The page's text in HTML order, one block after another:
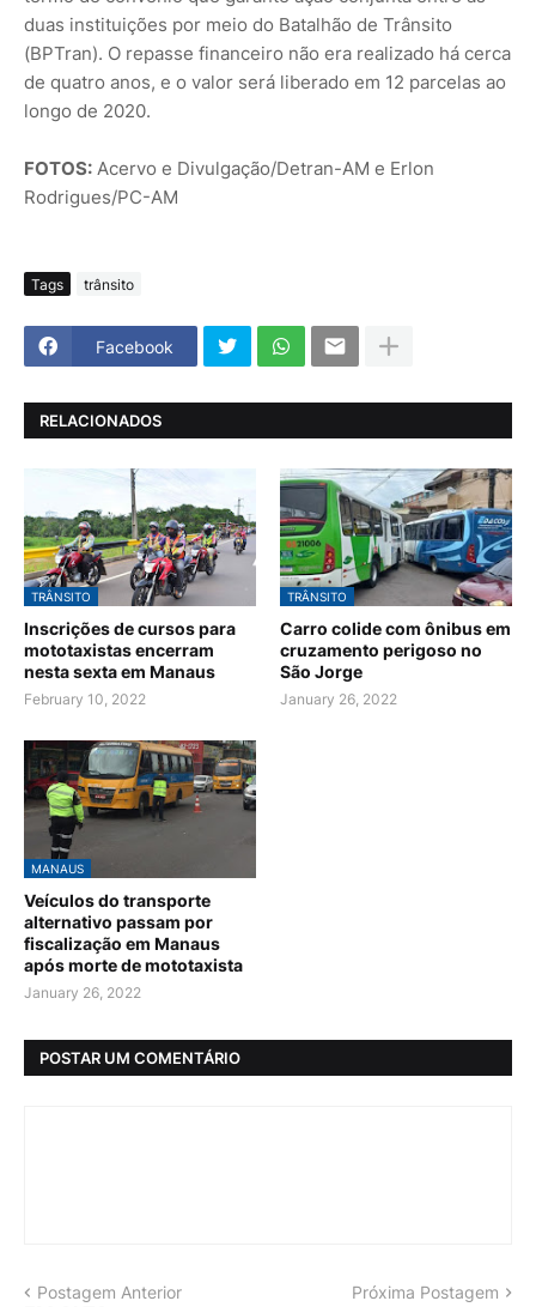
duas instituições por meio do Batalhão de Trânsito
(BPTran). O repasse financeiro não era realizado há cerca
de quatro anos, e o valor será liberado em 12 parcelas ao
longo de 2020.
FOTOS: Acervo e Divulgação/Detran-AM e Erlon
Rodrigues/PC-AM
Tags trânsito
Facebook
RELACIONADOS
TRÂNSITO
Inscrições de cursos para
mototaxistas encerram
nesta sexta em Manaus
February 10, 2022
TRÂNSITO
Carro colide com ônibus em
cruzamento perigoso no
São Jorge
January 26, 2022
MANAUS
Veículos do transporte
alternativo passam por
fiscalização em Manaus
após morte de mototaxista
January 26, 2022
POSTAR UM COMENTÁRIO
Postagem Anterior Próxima Postagem